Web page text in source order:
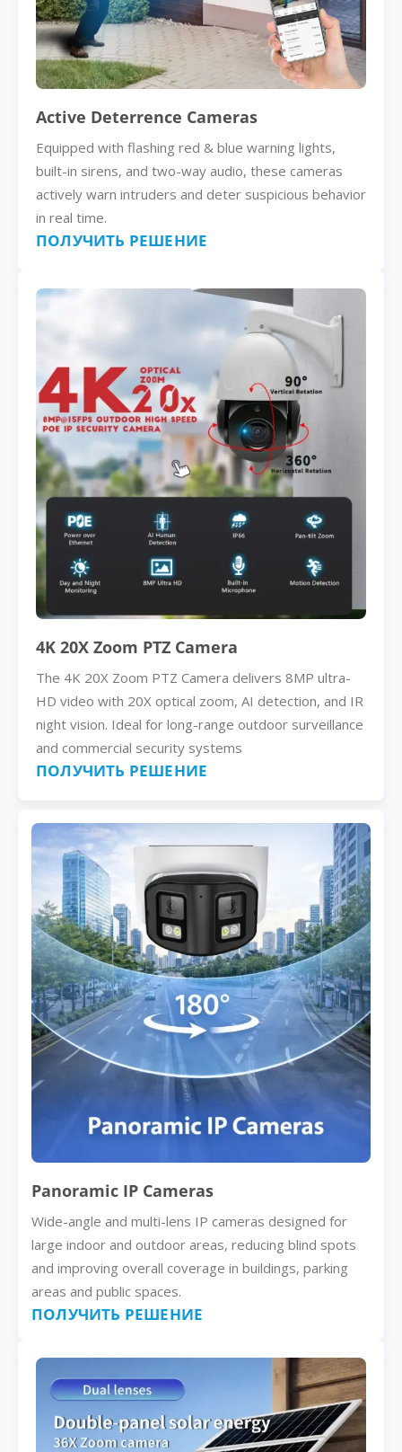
Active Deterrence Cameras
Equipped with flashing red & blue warning lights,
built-in sirens, and two-way audio, these cameras
actively warn intruders and deter suspicious behavior
in real time.
ПОЛУЧИТЬ РЕШЕНИЕ
4K 20X Zoom PTZ Camera
The 4K 20X Zoom PTZ Camera delivers 8MP ultra-
HD video with 20X optical zoom, AI detection, and IR
night vision. Ideal for long-range outdoor surveillance
and commercial security systems
ПОЛУЧИТЬ РЕШЕНИЕ
Panoramic IP Cameras
Wide-angle and multi-lens IP cameras designed for
large indoor and outdoor areas, reducing blind spots
and improving overall coverage in buildings, parking
areas and public spaces.
ПОЛУЧИТЬ РЕШЕНИЕ